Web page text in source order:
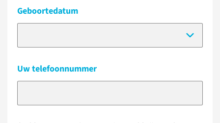
Geboortedatum
Uw telefoonnummer